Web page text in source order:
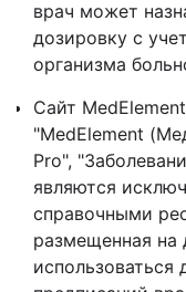
врач может
дозировку с
организма
Сайт
"MedElement
Pro",
являются
справочными
размещенная на
использоваться